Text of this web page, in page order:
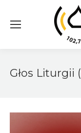
Głos Liturgii